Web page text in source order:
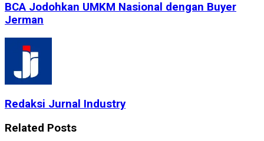
BCA Jodohkan UMKM Nasional dengan Buyer
Jerman
Redaksi Jurnal Industry
Related Posts